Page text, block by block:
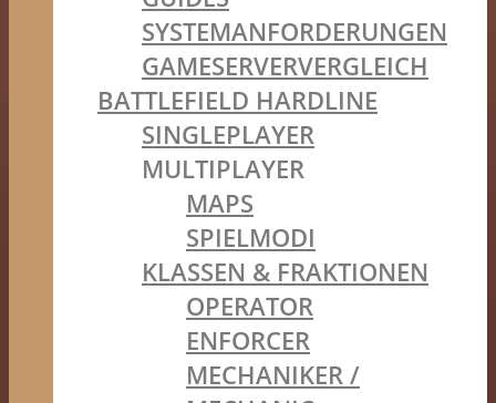
SYSTEMANFORDERUNGEN
GAMESERVERVERGLEICH
BATTLEFIELD HARDLINE
SINGLEPLAYER
MULTIPLAYER
MAPS
SPIELMODI
KLASSEN & FRAKTIONEN
OPERATOR
ENFORCER
MECHANIKER /